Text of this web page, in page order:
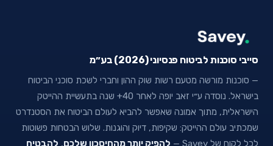
סייבי סוכנות לביטוח פנסיוני (2026) בע״מ
— סוכנות מורשה מטעם רשות שוק ההון וחברי לשכת סוכני הביטוח
בישראל. נוסדה ע״י זאב יופה לאחר 40+ שנה בתעשיית ההייטק
הישראלית, מתוך אמונה שאפשר להביא לעולם הביטוח את הסטנדרט
שמכתיב עולם ההייטק: שקיפות, דיוק והוגנות. שלוש הבטחות פשוטות
לכל לקוח של Savey —
להפיק יותר מהחיסכון שלכם, להבטיח